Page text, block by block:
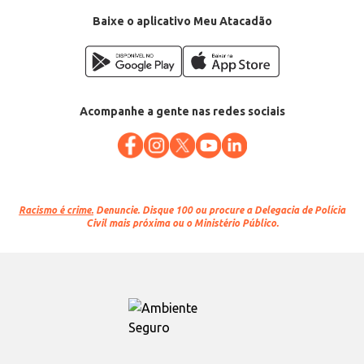
Baixe o aplicativo Meu Atacadão
Acompanhe a gente nas redes sociais
Racismo é crime. Denuncie. Disque 100 ou procure a Delegacia de Polícia
Civil mais próxima ou o Ministério Público.